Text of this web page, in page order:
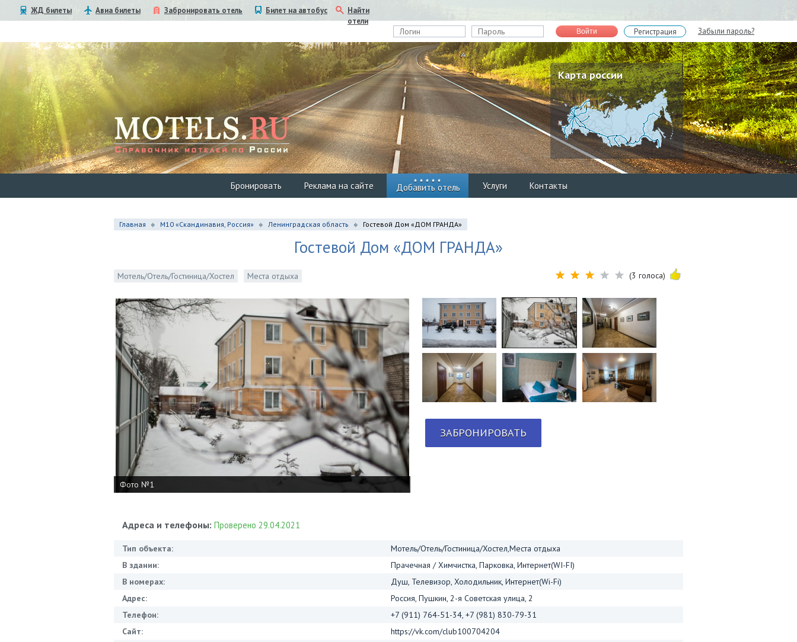
ЖД билеты Авиа билеты Забронировать отель Билет на автобус
Найти
отели
Войти Регистрация Забыли пароль?
Карта россии
Бронировать Реклама на сайте Добавить отель Услуги Контакты
Главная М10 «Скандинавия, Россия» Ленинградская область Гостевой Дом «ДОМ ГРАНДА»
Гостевой Дом «ДОМ ГРАНДА»
Мотель/Отель/Гостиница/Хостел Места отдыха (3 голоса)
Фото №1
ЗАБРОНИРОВАТЬ
Адреса и телефоны: Проверено 29.04.2021
Тип объекта:
Мотель/Отель/Гостиница/Хостел,Места отдыха
В здании:
Прачечная / Химчистка, Парковка, Интернет(WI-FI)
В номерах:
Душ, Телевизор, Холодильник, Интернет(Wi-Fi)
Адрес:
Россия, Пушкин, 2-я Советская улица, 2
Телефон:
+7 (911) 764-51-34, +7 (981) 830-79-31
Сайт:
https://vk.com/club100704204